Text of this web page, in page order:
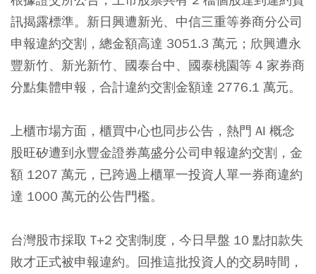
訊揭露標準。新日興遭新光、中信三重等券商分公司
申報違約交割，總金額高達 3051.3 萬元；欣興遭永
豐新竹、新光新竹、國泰台中、國泰桃園等 4 家券商
分點集體申報，合計違約交割金額達 2776.1 萬元。
上櫃市場方面，櫃買中心也同步公告，熱門 AI 概念
股旺矽遭到永豐金證券萬盛分公司申報違約交割，金
額 1207 萬元，已跨過上櫃單一投資人單一券商違約
達 1000 萬元的公告門檻。
台灣股市採取 T+2 交割制度，今日早盤 10 點扣款失
敗才正式被申報違約。回推這批投資人的交易時間，